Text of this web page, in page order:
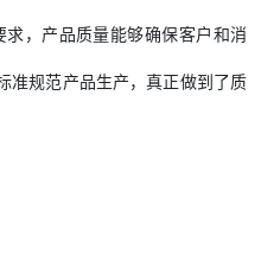
，产品质量能够确保客户和消
准规范产品生产，真正做到了质